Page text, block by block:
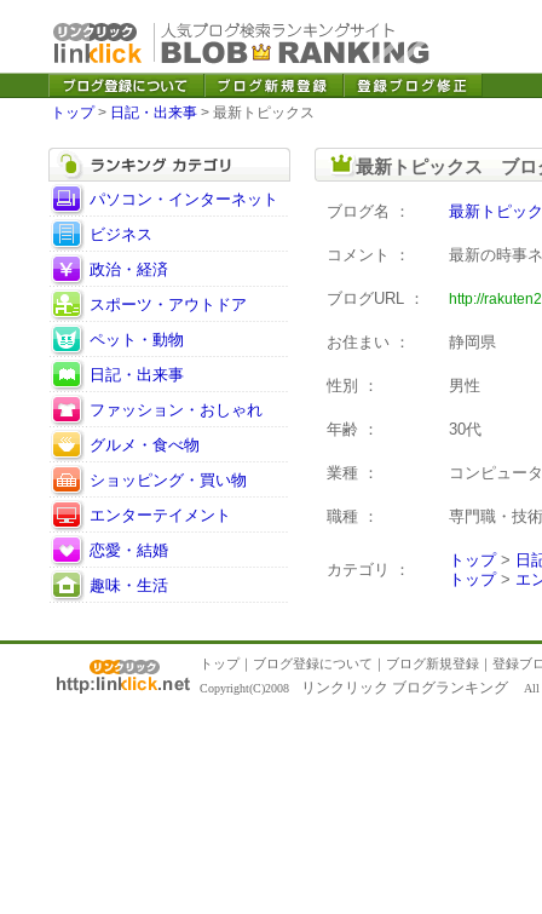
トップ> 日記・出来事 > 最新トピックス
パソコン・インターネット
ビジネス
政治・経済
スポーツ・アウトドア
ペット・動物
日記・出来事
ファッション・おしゃれ
グルメ・食べ物
ショッピング・買い物
エンターテイメント
恋愛・結婚
趣味・生活
最新トピックス ブロ
ブログ名 ： 最新トピッ
コメント ： 最新の時事
ブログURL ： http://
お住まい ： 静岡県
性別 ： 男性
年齢 ： 30代
業種 ： コンピュー
職種 ： 専門職・技
カテゴリ ：
トップ> 日
トップ> エ
トップ｜ ブログ登録について ｜ ブログ新規登録 ｜ 登録ブ
Copyright(C)2008 リンクリック ブログランキング All